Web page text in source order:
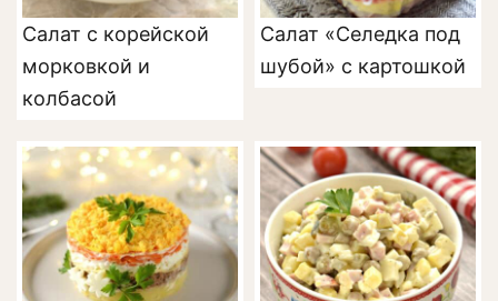
Салат с корейской
морковкой и
колбасой
Салат «Селедка под
шубой» с картошкой